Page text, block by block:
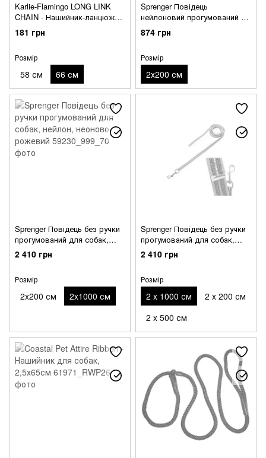
Karlie-Flamingo LONG LINK
CHAIN - Нашийник-ланцюжок
для собак, довга ланка,
метал
181 грн
Розмір
58 см 66 см
Sprenger Повідець
нейлоновий прогумований з
ручкою для собак, неоново-
рожевий
874 грн
Розмір
2х200 см
Sprenger Повідець без ручки
прогумований для собак,
нейлон, неоново-рожевий
2 410 грн
Розмір
2x200 см 2x1000 см
Sprenger Повідець без ручки
прогумований для собак,
нейлон, неоново-зелений
2 410 грн
Розмір
2 x 1000 см
2 x 200 см
2 x 500 см